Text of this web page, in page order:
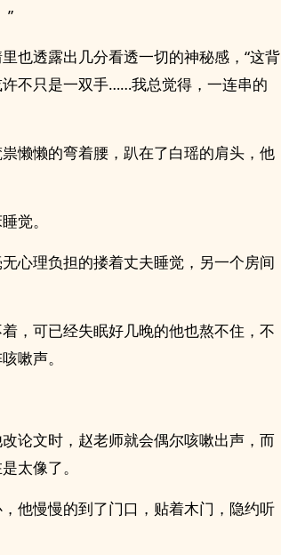
”
也透露出几分看透一切的神秘感，“这背
不只是一双手……我总觉得，一连串的
懒懒的弯着腰，趴在了白瑶的肩头，他
觉。
心理负担的搂着丈夫睡觉，另一个房间
，可已经失眠好几晚的他也熬不住，不
嗽声。
论文时，赵老师就会偶尔咳嗽出声，而
太像了。
他慢慢的到了门口，贴着木门，隐约听